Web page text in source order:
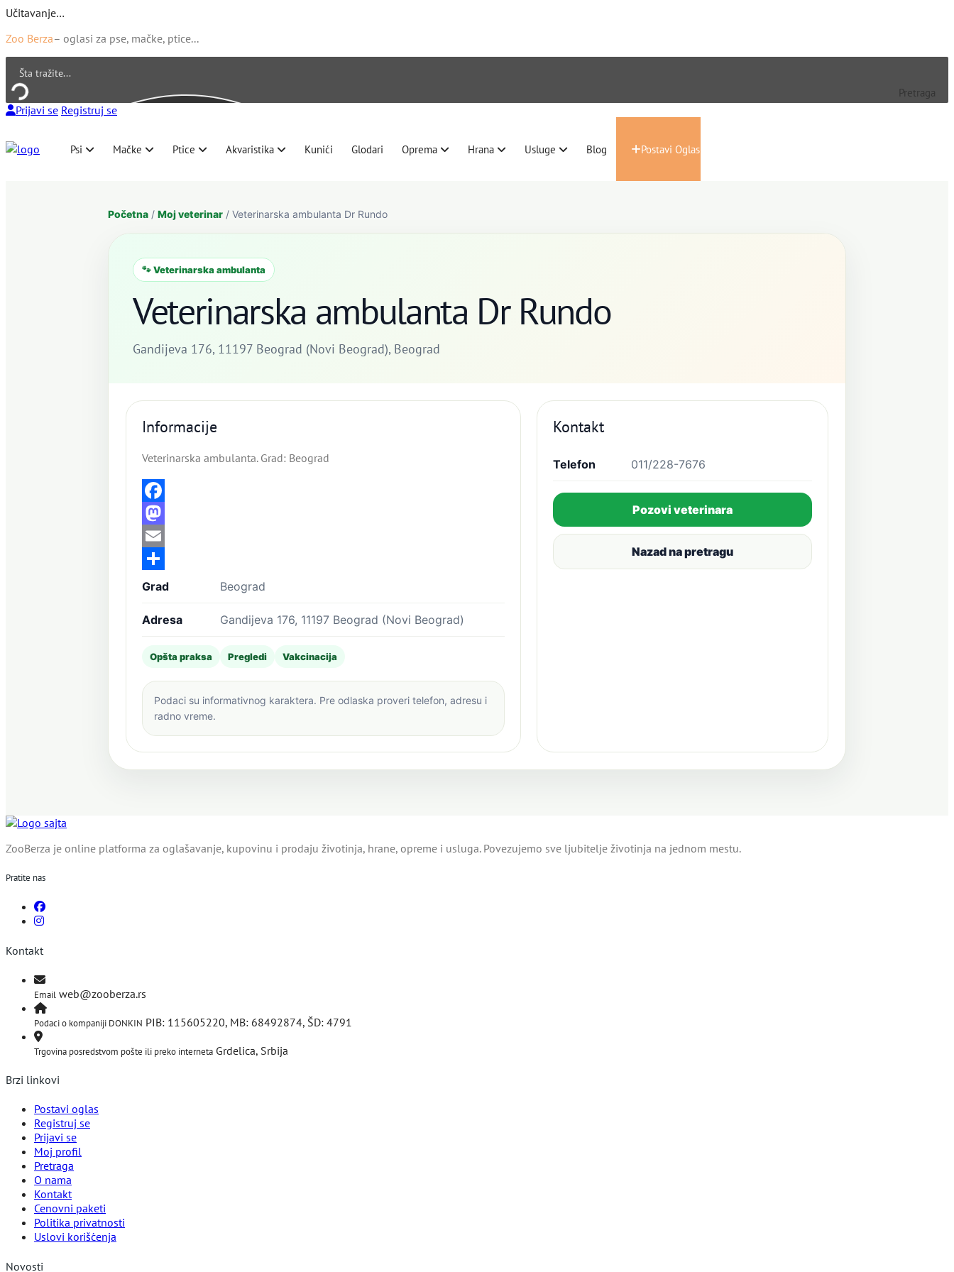
Učitavanje…
Zoo Berza– oglasi za pse, mačke, ptice...
Pretraga
Prijavi se Registruj se
Psi Mačke Ptice Akvaristika Kunići Glodari Oprema Hrana Usluge Blog Postavi Oglas
Početna / Moj veterinar / Veterinarska ambulanta Dr Rundo
🐾 Veterinarska ambulanta
Veterinarska ambulanta Dr Rundo
Gandijeva 176, 11197 Beograd (Novi Beograd), Beograd
Informacije
Veterinarska ambulanta. Grad: Beograd
Facebook
Mastodon
Email
Share
Grad Beograd
Adresa Gandijeva 176, 11197 Beograd (Novi Beograd)
Opšta praksa Pregledi Vakcinacija
Podaci su informativnog karaktera. Pre odlaska proveri telefon, adresu i
radno vreme.
Kontakt
Telefon 011/228-7676
Pozovi veterinara
Nazad na pretragu
ZooBerza je online platforma za oglašavanje, kupovinu i prodaju životinja, hrane, opreme i usluga. Povezujemo sve ljubitelje životinja na jednom mestu.
Pratite nas
Kontakt
Email web@zooberza.rs
Podaci o kompaniji DONKIN PIB: 115605220, MB: 68492874, ŠD: 4791
Trgovina posredstvom pošte ili preko interneta Grdelica, Srbija
Brzi linkovi
Postavi oglas
Registruj se
Prijavi se
Moj profil
Pretraga
O nama
Kontakt
Cenovni paketi
Politika privatnosti
Uslovi korišćenja
Novosti